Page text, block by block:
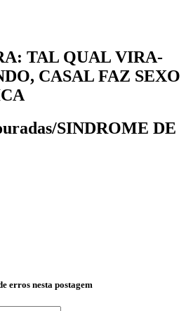
TAL QUAL VIRA-
CASAL FAZ SEXO
SINDROME DE
erros nesta postagem